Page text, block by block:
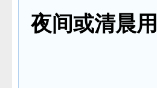
夜间或清晨用